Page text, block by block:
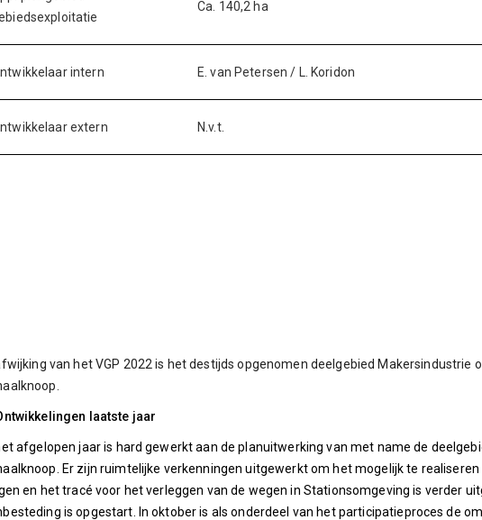
Ca. 140,2 ha
intern E. van Petersen / L. Koridon
extern N.v.t.
van het VGP 2022 is het destijds opgenomen deelgebied Makersindustrie
laatste jaar
afgelopen jaar is hard gewerkt aan de planuitwerking van met name de
Er zijn ruimtelijke verkenningen uitgewerkt om het mogelijk te
en het tracé voor het verleggen van de wegen in Stationsomgeving is verder
is opgestart. In oktober is als onderdeel van het participatieproces de